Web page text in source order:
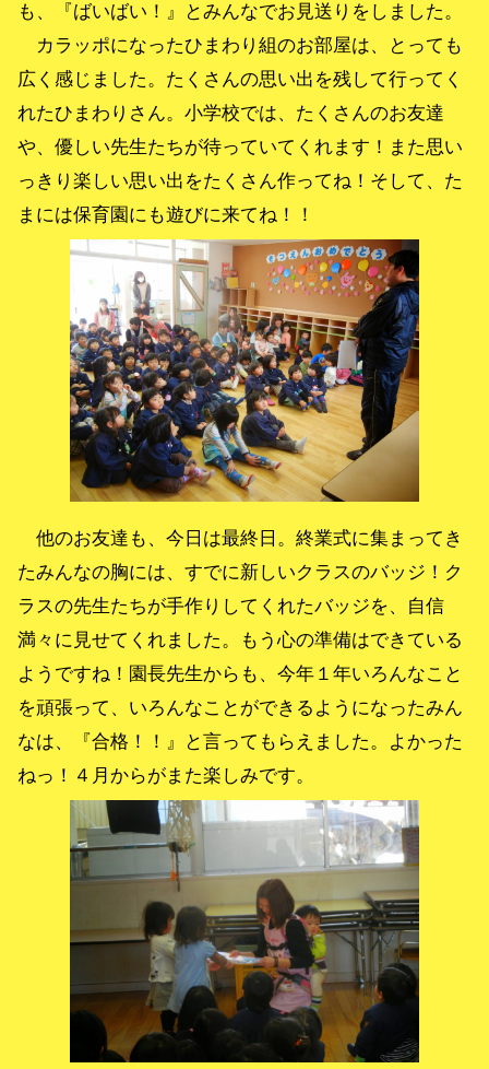
も、『ばいばい！』とみんなでお見送りをしました。
カラッポになったひまわり組のお部屋は、とっても
広く感じました。たくさんの思い出を残して行ってく
れたひまわりさん。小学校では、たくさんのお友達
や、優しい先生たちが待っていてくれます！また思い
っきり楽しい思い出をたくさん作ってね！そして、た
まには保育園にも遊びに来てね！！
他のお友達も、今日は最終日。終業式に集まってき
たみんなの胸には、すでに新しいクラスのバッジ！ク
ラスの先生たちが手作りしてくれたバッジを、自信
満々に見せてくれました。もう心の準備はできている
ようですね！園長先生からも、今年１年いろんなこと
を頑張って、いろんなことができるようになったみん
なは、『合格！！』と言ってもらえました。よかった
ねっ！４月からがまた楽しみです。